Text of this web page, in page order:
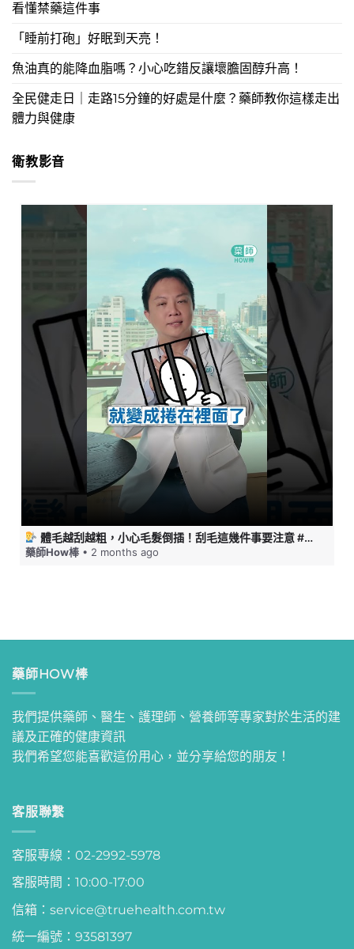
看懂禁藥這件事
「睡前打砲」好眠到天亮！
魚油真的能降血脂嗎？小心吃錯反讓壞膽固醇升高！
全民健走日｜走路15分鐘的好處是什麼？藥師教你這樣走出
體力與健康
衛教影音
體毛越刮越粗，小心毛髮倒插！刮毛這幾件事要注意 #藥師HOW棒
藥師How棒 • 2 months ago
藥師HOW棒
我們提供藥師、醫生、護理師、營養師等專家對於生活的建
議及正確的健康資訊
我們希望您能喜歡這份用心，並分享給您的朋友！
客服聯繫
客服專線：02-2992-5978
客服時間：10:00-17:00
信箱：service@truehealth.com.tw
統一編號：93581397